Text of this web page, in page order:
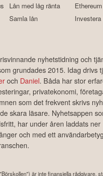
Lån med låg ränta
Samla lån
Ethereum
nyhetstidning och
grundades 2015. Idag drivs
och Daniel. Båda har stor
privatekonomi,
som det frekvent skrivs
skara läsare. Nyhetsappen
har under åren laddats ner
och med ett
är inte finansiella rådgivare,